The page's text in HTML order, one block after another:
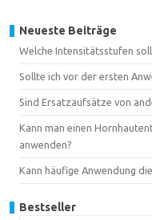
Neueste Beiträge
Welche Intensitätsstufen
Sollte ich vor der ersten
Sind Ersatzaufsätze von
Kann man einen
anwenden?
Kann häufige Anwendung
Bestseller